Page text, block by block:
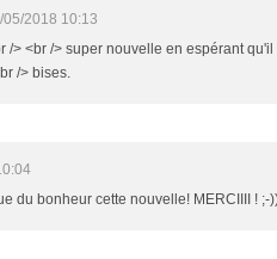
05/2018 10:13
/> <br /> super nouvelle en espérant
/> bises.
du bonheur cette nouvelle! MERCIIII ! ;-